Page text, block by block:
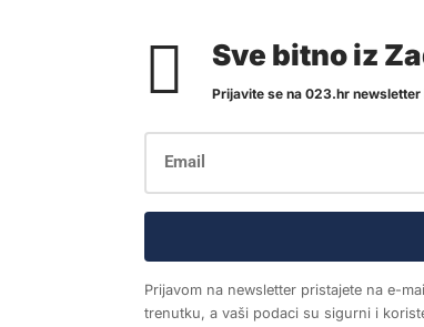
Sve bitno iz
Prijavite se na 023.hr
Prijavom na newsletter pristajete na e-
trenutku, a vaši podaci su sigurni i